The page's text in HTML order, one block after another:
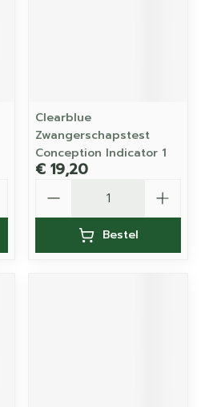
Clearblue
Zwangerschapstest
Conception Indicator 1
€ 19,20
Bestel